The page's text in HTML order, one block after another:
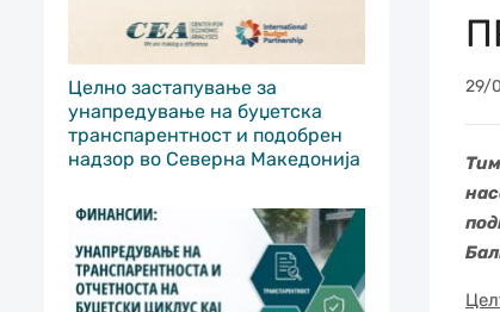
Целно застапување за
унапредување на буџетска
транспарентност и подобрен
надзор во Северна Македонија
29/